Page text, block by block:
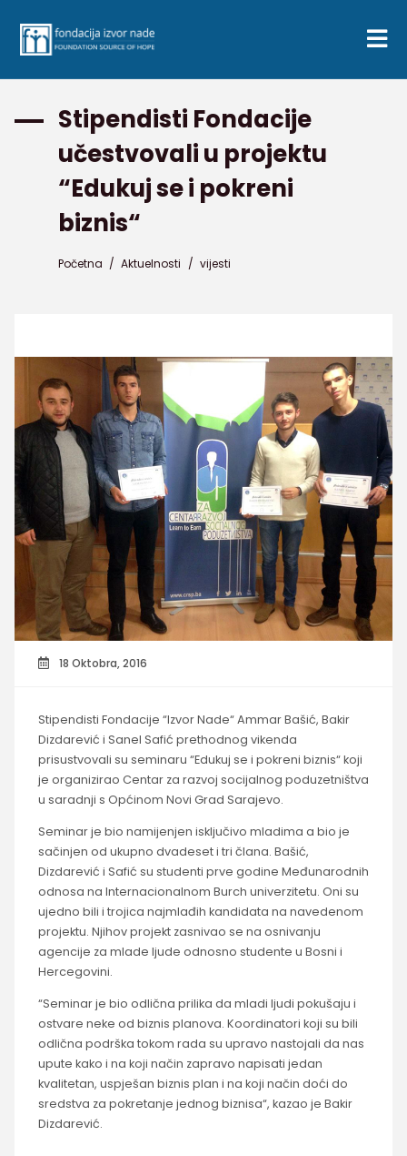
Stipendisti Fondacije
učestvovali u projektu
“Edukuj se i pokreni
biznis“
Početna / Aktuelnosti / vijesti
18 Oktobra, 2016
Stipendisti Fondacije “Izvor Nade“ Ammar Bašić, Bakir
Dizdarević i Sanel Safić prethodnog vikenda
prisustvovali su seminaru “Edukuj se i pokreni biznis“ koji
je organizirao Centar za razvoj socijalnog poduzetništva
u saradnji s Općinom Novi Grad Sarajevo.
Seminar je bio namijenjen isključivo mladima a bio je
sačinjen od ukupno dvadeset i tri člana. Bašić,
Dizdarević i Safić su studenti prve godine Međunarodnih
odnosa na Internacionalnom Burch univerzitetu. Oni su
ujedno bili i trojica najmlađih kandidata na navedenom
projektu. Njihov projekt zasnivao se na osnivanju
agencije za mlade ljude odnosno studente u Bosni i
Hercegovini.
“Seminar je bio odlična prilika da mladi ljudi pokušaju i
ostvare neke od biznis planova. Koordinatori koji su bili
odlična podrška tokom rada su upravo nastojali da nas
upute kako i na koji način zapravo napisati jedan
kvalitetan, uspješan biznis plan i na koji način doći do
sredstva za pokretanje jednog biznisa“, kazao je Bakir
Dizdarević.